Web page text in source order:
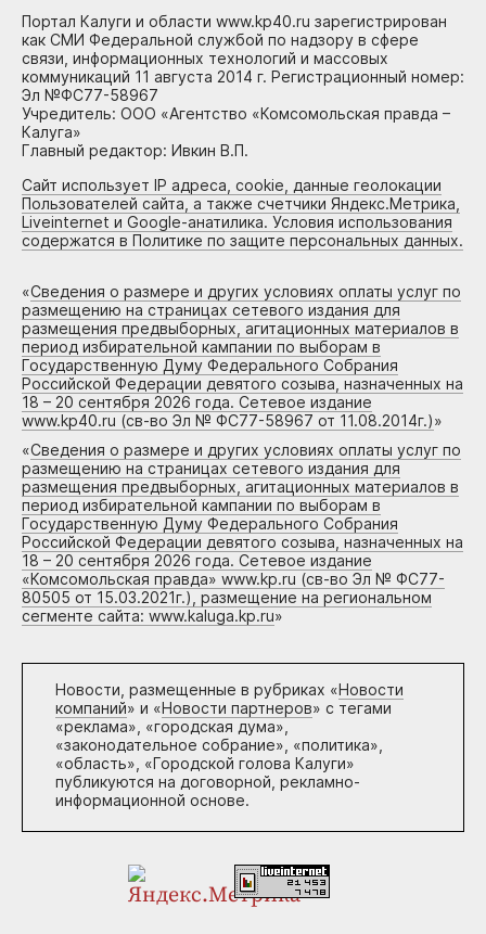
Портал Калуги и области www.kp40.ru зарегистрирован
как СМИ Федеральной службой по надзору в сфере
связи, информационных технологий и массовых
коммуникаций 11 августа 2014 г. Регистрационный номер:
Эл №ФС77-58967
Учредитель: ООО «Агентство «Комсомольская правда –
Калуга»
Главный редактор: Ивкин В.П.
Сайт использует IP адреса, cookie, данные геолокации
Пользователей сайта, а также счетчики Яндекс.Метрика,
Liveinternet и Google-анатилика. Условия использования
содержатся в Политике по защите персональных данных.
«Сведения о размере и других условиях оплаты услуг по
размещению на страницах сетевого издания для
размещения предвыборных, агитационных материалов в
период избирательной кампании по выборам в
Государственную Думу Федерального Собрания
Российской Федерации девятого созыва, назначенных на
18 – 20 сентября 2026 года. Сетевое издание
www.kp40.ru (св-во Эл № ФС77-58967 от 11.08.2014г.)»
«Сведения о размере и других условиях оплаты услуг по
размещению на страницах сетевого издания для
размещения предвыборных, агитационных материалов в
период избирательной кампании по выборам в
Государственную Думу Федерального Собрания
Российской Федерации девятого созыва, назначенных на
18 – 20 сентября 2026 года. Сетевое издание
«Комсомольская правда» www.kp.ru (св-во Эл № ФС77-
80505 от 15.03.2021г.), размещение на региональном
сегменте сайта: www.kaluga.kp.ru»
Новости, размещенные в рубриках «Новости
компаний» и «Новости партнеров» с тегами
«реклама», «городская дума»,
«законодательное собрание», «политика»,
«область», «Городской голова Калуги»
публикуются на договорной, рекламно-
информационной основе.